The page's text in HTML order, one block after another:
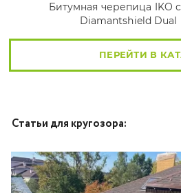
Битумная черепица IKO
Diamantshield Dual
ПЕРЕЙТИ В
Статьи для кругозора: